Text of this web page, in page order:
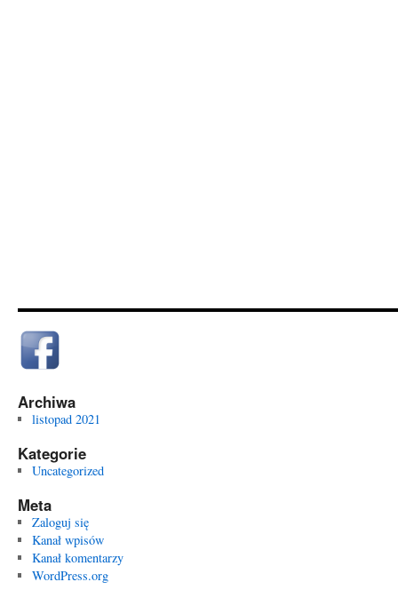
Archiwa
listopad 2021
Kategorie
Uncategorized
Meta
Zaloguj się
Kanał wpisów
Kanał komentarzy
WordPress.org